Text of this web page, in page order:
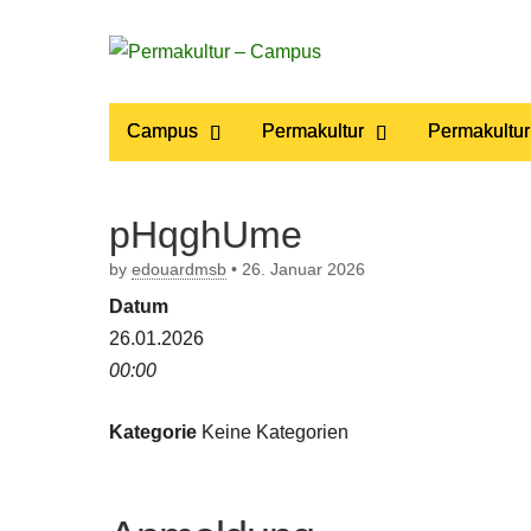
Permakultur
– Campus
Main
menu
Campus Permakultur
pHqghUme
by edouardmsb • 26. Januar 2026
Datum
26.01.2026
00:00
Kategorie Keine Kategorien